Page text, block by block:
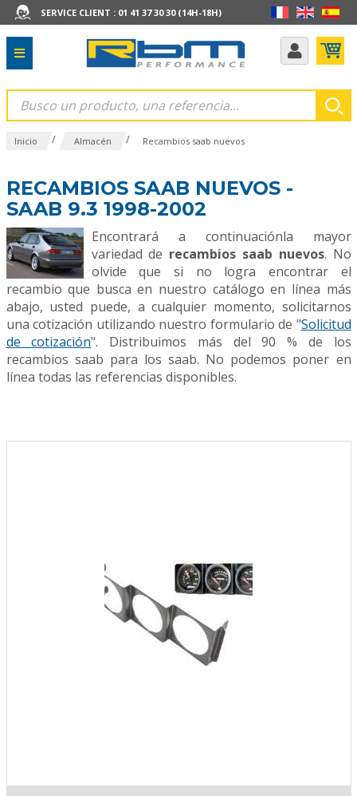
SERVICE CLIENT : 01 41 37 30 30 (14H-18H)
Inicio / Almacén / Recambios saab nuevos
RECAMBIOS SAAB NUEVOS -
SAAB 9.3 1998-2002
Encontrará a continuaciónla mayor
variedad de recambios saab nuevos. No
olvide que si no logra encontrar el
recambio que busca en nuestro catálogo en línea más
abajo, usted puede, a cualquier momento, solicitarnos
una cotización utilizando nuestro formulario de "Solicitud
de cotización". Distribuimos más del 90 % de los
recambios saab para los saab. No podemos poner en
línea todas las referencias disponibles.